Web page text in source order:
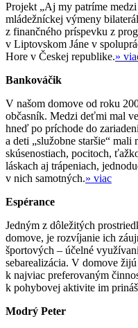
Projekt „Aj my patríme
mládežníckej výmeny
z finančného príspevku z
v Liptovskom Jáne v
Hore v Českej republike.»
Bankováčik
V našom domove od roku
občasník. Medzi deťmi mal
hneď po príchode do
a deti „služobne staršie“
skúsenostiach, pocitoch,
láskach aj trápeniach,
v nich samotných.» viac
Espérance
Jedným z dôležitých
domove, je rozvíjanie ich
športových – účelné
sebarealizácia. V domove
k najviac preferovaným
k pohybovej aktivite im
Modrý Peter